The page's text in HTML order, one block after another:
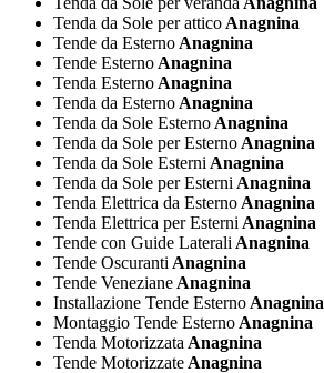
Tenda da Sole per attico Anagnina
Tende da Esterno Anagnina
Tende Esterno Anagnina
Tenda Esterno Anagnina
Tenda da Esterno Anagnina
Tenda da Sole Esterno Anagnina
Tenda da Sole per Esterno Anagnina
Tenda da Sole Esterni Anagnina
Tenda da Sole per Esterni Anagnina
Tenda Elettrica da Esterno Anagnina
Tenda Elettrica per Esterni Anagnina
Tende con Guide Laterali Anagnina
Tende Oscuranti Anagnina
Tende Veneziane Anagnina
Installazione Tende Esterno Anagnina
Montaggio Tende Esterno Anagnina
Tenda Motorizzata Anagnina
Tende Motorizzate Anagnina